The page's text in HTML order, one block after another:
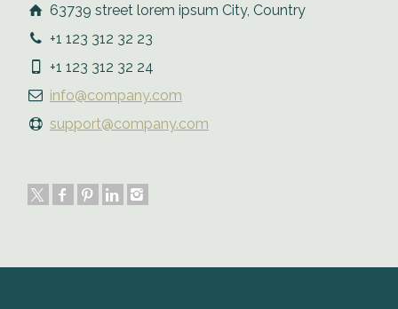
63739 street lorem ipsum City, Country
+1 123 312 32 23
+1 123 312 32 24
info@company.com
support@company.com